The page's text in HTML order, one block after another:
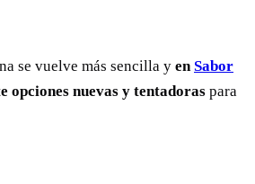
se vuelve más sencilla y en Sabor
opciones nuevas y tentadoras para